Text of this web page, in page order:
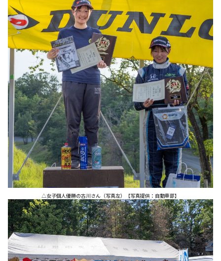
△女子個人優勝の古川さん（写真左）【写真提供：自動車部】